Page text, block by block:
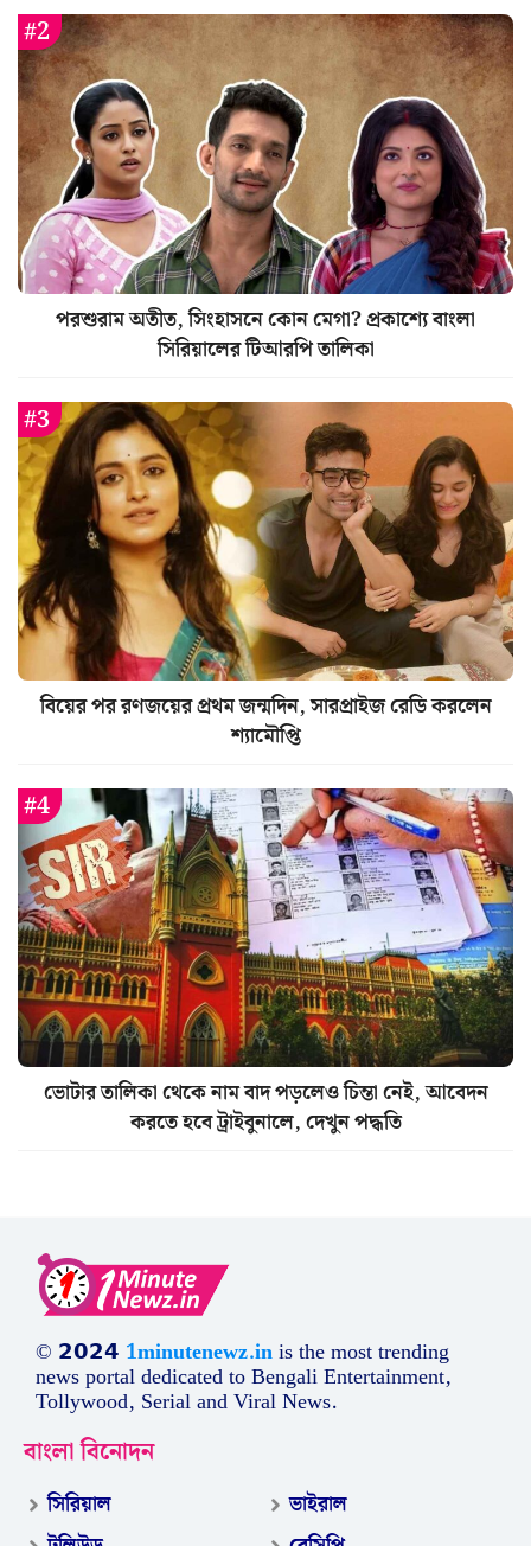
পরশুরাম অতীত, সিংহাসনে কোন মেগা? প্রকাশ্যে বাংলা
সিরিয়ালের টিআরপি তালিকা
বিয়ের পর রণজয়ের প্রথম জন্মদিন, সারপ্রাইজ রেডি করলেন
শ্যামৌপ্তি
ভোটার তালিকা থেকে নাম বাদ পড়লেও চিন্তা নেই, আবেদন
করতে হবে ট্রাইবুনালে, দেখুন পদ্ধতি
© 𝟮𝟬𝟮𝟰 1minutenewz.inis the most trending
news portal dedicated to Bengali Entertainment,
Tollywood, Serial and Viral News.
বাংলা বিনোদন
সিরিয়াল
ভাইরাল